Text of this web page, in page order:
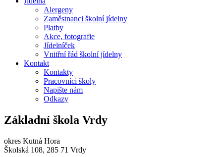
Alergeny
Zaměstnanci školní jídelny
Platby
Akce, fotografie
Jídelníček
Vnitřní řád školní jídelny
Kontakt
Kontakty
Pracovníci školy
Napište nám
Odkazy
Základní škola Vrdy
okres Kutná Hora
Školská 108, 285 71 Vrdy